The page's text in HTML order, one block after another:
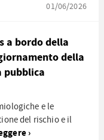
01/06/2026
a bordo della
della
pubblica
e le
del rischio e il
›